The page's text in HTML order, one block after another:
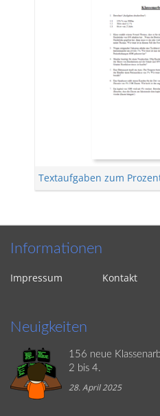
Textaufgaben zum
Informationen
Impressum Kontakt
Neuigkeiten
156 neue
2 bis 4.
28. April 2025